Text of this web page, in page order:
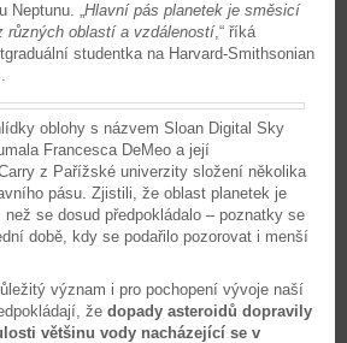
Neptunu. „Hlavní pás planetek je směsicí
různých oblastí a vzdáleností,“ říká
studentka na Harvard-Smithsonian
oblohy s názvem Sloan Digital Sky
Francesca DeMeo a její
z Pařížské univerzity složení několika
pásu. Zjistili, že oblast planetek je
se dosud předpokládalo – poznatky se
době, kdy se podařilo pozorovat i menší
význam i pro pochopení vývoje naší
že dopady asteroidů dopravily
většinu vody nacházející se v